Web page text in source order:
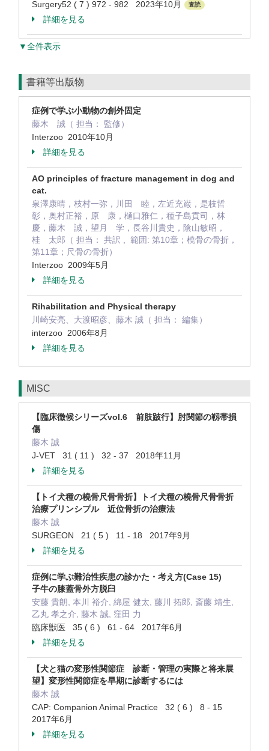
Surgery52 ( 7 ) 972 - 982 2023年10月 査読
詳細を見る
▼全件表示
書籍等出版物
症例で学ぶ小動物の創外固定
藤木 誠（ 担当： 監修）
Interzoo 2010年10月
詳細を見る
AO principles of fracture management in dog and
cat.
泉澤康晴，枝村一弥，川田 睦，左近充巌，是枝哲
彰，奥村正裕，原 康，樋口雅仁，種子島貢司，林
慶，藤木 誠，望月 学，長谷川貴史，陰山敏昭，
桂 太郎（ 担当： 共訳 , 範囲: 第10章；橈骨の骨折，
第11章；尺骨の骨折）
Interzoo 2009年5月
詳細を見る
Rihabilitation and Physical therapy
川崎安亮、大渡昭彦、藤木 誠（ 担当： 編集）
interzoo 2006年8月
詳細を見る
MISC
【臨床徴候シリーズvol.6 前肢跛行】肘関節の靱帯損
傷
藤木 誠
J-VET 31 ( 11 ) 32 - 37 2018年11月
詳細を見る
【トイ犬種の橈骨尺骨骨折】トイ犬種の橈骨尺骨骨折
治療プリンシプル 近位骨折の治療法
藤木 誠
SURGEON 21 ( 5 ) 11 - 18 2017年9月
詳細を見る
症例に学ぶ難治性疾患の診かた・考え方(Case 15)
子牛の膝蓋骨外方脱臼
安藤 貴朗, 本川 裕介, 綿屋 健太, 藤川 拓郎, 斎藤 靖生,
乙丸 孝之介, 藤木 誠, 窪田 力
臨床獣医 35 ( 6 ) 61 - 64 2017年6月
詳細を見る
【犬と猫の変形性関節症 診断・管理の実際と将来展
望】変形性関節症を早期に診断するには
藤木 誠
CAP: Companion Animal Practice 32 ( 6 ) 8 - 15
2017年6月
詳細を見る